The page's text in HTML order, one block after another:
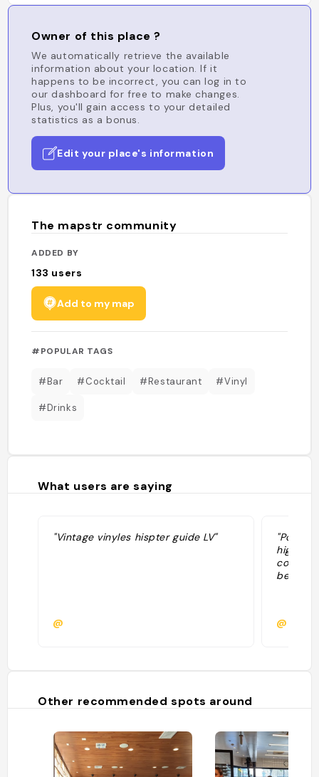
Owner of this place ?
We automatically retrieve the available
information about your location. If it
happens to be incorrect, you can log in to
our dashboard for free to make changes.
Plus, you'll gain access to your detailed
statistics as a bonus.
Edit your place's information
The mapstr community
ADDED BY
133 users
Add to my map
#POPULAR TAGS
#Bar #Cocktail #Restaurant #Vinyl
#Drinks
What users are saying
"Vintage vinyles hispter guide LV"
@
best
@
Other recommended spots around